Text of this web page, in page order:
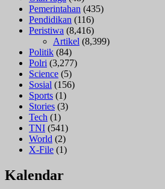
Pemerintahan (435)
Pendidikan (116)
Peristiwa (8,416)
Artikel (8,399)
Politik (84)
Polri (3,277)
Science (5)
Sosial (156)
Sports (1)
Stories (3)
Tech (1)
TNI (541)
World (2)
X-File (1)
Kalendar